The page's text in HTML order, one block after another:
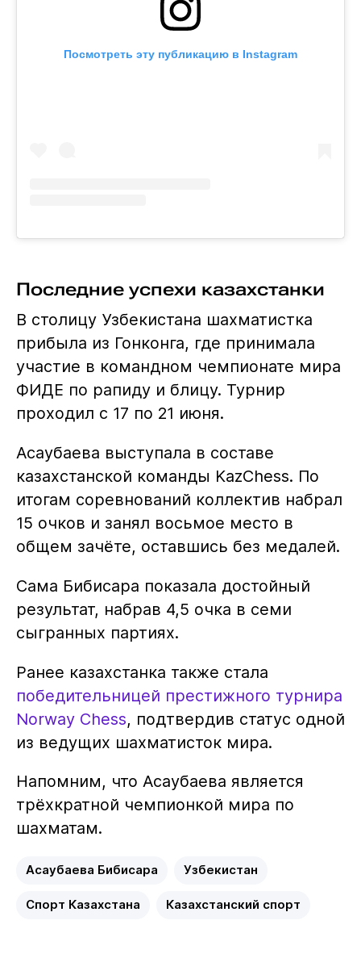
Посмотреть эту публикацию в Instagram
Последние успехи казахстанки
В столицу Узбекистана шахматистка
прибыла из Гонконга, где принимала
участие в командном чемпионате мира
ФИДЕ по рапиду и блицу. Турнир
проходил с 17 по 21 июня.
Асаубаева выступала в составе
казахстанской команды KazChess. По
итогам соревнований коллектив набрал
15 очков и занял восьмое место в
общем зачёте, оставшись без медалей.
Сама Бибисара показала достойный
результат, набрав 4,5 очка в семи
сыгранных партиях.
Ранее казахстанка также стала
победительницей престижного турнира
Norway Chess, подтвердив статус одной
из ведущих шахматисток мира.
Напомним, что Асаубаева является
трёхкратной чемпионкой мира по
шахматам.
Асаубаева Бибисара Узбекистан
Спорт Казахстана Казахстанский спорт